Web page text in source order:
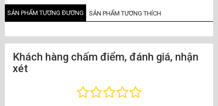
SẢN PHẨM TƯƠNG ĐƯƠNG SẢN PHẨM TƯƠNG THÍCH
Khách hàng chấm điểm, đánh giá, nhận
xét